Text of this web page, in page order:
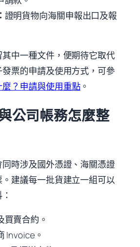
證明貨物向海關申報出口及報
中一種文件，便期待它取代
票的申請及使用方式，可參
？申請與使用重點。
公司帳務怎麼整
時涉及國外憑證、海關憑證
建議每一批貨建立一組可以
買賣合約。
Invoice。